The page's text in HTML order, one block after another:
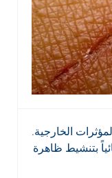
الخارجية.
بتنشيط ظاهرة